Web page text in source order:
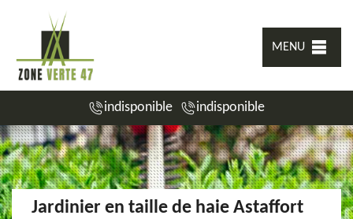
MENU
indisponible indisponible
Jardinier en taille de haie Astaffort